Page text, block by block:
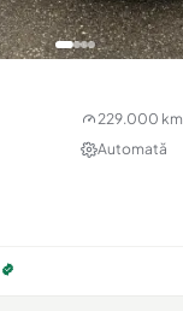
229.000 km
Automată